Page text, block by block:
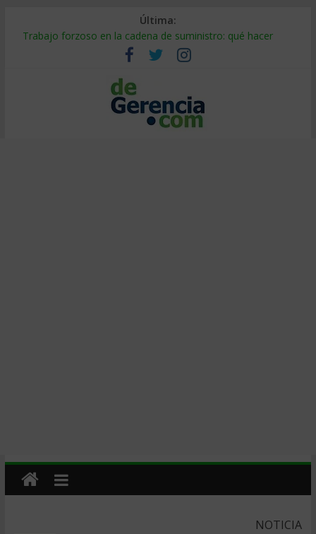
Última:
Trabajo forzoso en la cadena de suministro: qué hacer
Mercado hispano de EE. UU.: cómo segmentarlo y venderle
Stablecoins para empresas: cómo pagar y cobrar en 2026
Despido silencioso: qué es y por qué sale tan caro
IA en selección de personal: cómo auditarla a tiempo
NOTICIA